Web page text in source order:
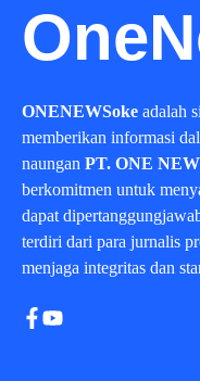
ONENEWSoke adalah
memberikan informasi
naungan PT. ONE
berkomitmen untuk
dapat
terdiri dari para jurnalis
menjaga integritas dan